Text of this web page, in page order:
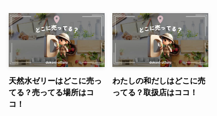
天然水ゼリーはどこに売っ
てる？売ってる場所はコ
コ！
わたしの和だしはどこに売
ってる？取扱店はココ！